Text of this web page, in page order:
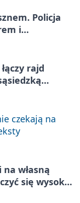
Policja
i
rajd
czekają na
własną
się wysoką